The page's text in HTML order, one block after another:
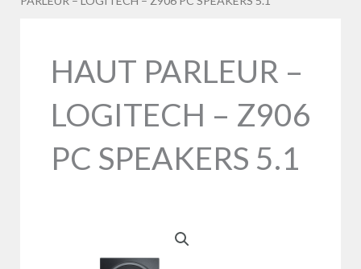
HAUT PARLEUR –
LOGITECH – Z906
PC SPEAKERS 5.1